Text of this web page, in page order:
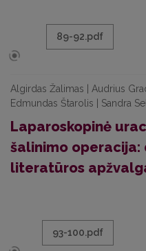
89-92.pdf
Algirdas Žalimas | Audrius
Edmundas Štarolis | Sandra
Laparoskopinė
šalinimo
literatūros
93-100.pdf